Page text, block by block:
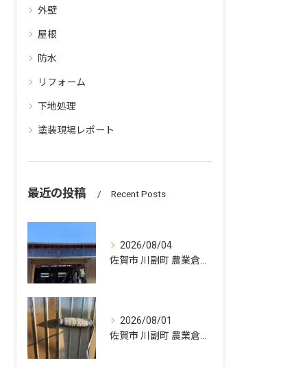
外壁
屋根
防水
リフォーム
下地処理
塗装現場レポート
最近の投稿 Recent Posts
2026/08/04
2026/08/01